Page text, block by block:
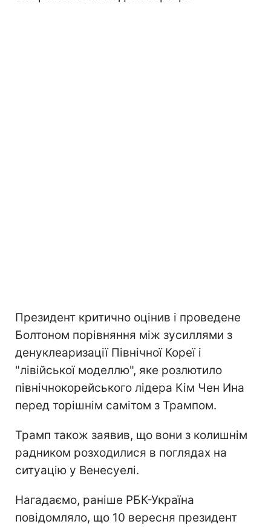
Президент критично оцінив і проведене
Болтоном порівняння між зусиллями з
денуклеаризації Північної Кореї і
"лівійської моделлю", яке розлютило
північнокорейського лідера Кім Чен Ина
перед торішнім самітом з Трампом.
Трамп також заявив, що вони з колишнім
радником розходилися в поглядах на
ситуацію у Венесуелі.
Нагадаємо, раніше РБК-Україна
повідомляло, що 10 вересня президент